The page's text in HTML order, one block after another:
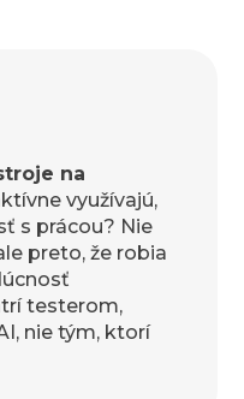
na
využívajú,
s prácou? Nie
preto, že robia
testerom,
nie tým, ktorí